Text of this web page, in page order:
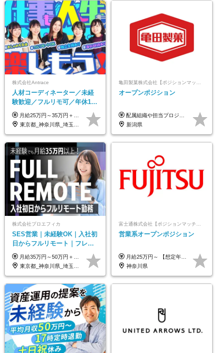
株式会社Antrace
人材コーディネーター／未経
験歓迎／フルリモ可／年休127
日／おしゃれ自由／海外研修
年10回／美容・サウナ割あり
月給25万円～35万円＋インセンティブ 未経験者：月給25万円～＋インセンティブ 経験者：月給35万円～＋インセンティブ （※経験者は営業経験5年以上の方を想定） ※経験・スキルなどを考慮のうえ、決定します ※時間外手当は別途全額支給します
東京都_神奈川県_埼玉県_千葉県_大阪府_愛知県_北海道_青森県_岩手県_宮城県_秋田県_山形県_福島県_茨城県_栃木県_群馬県_新潟県_山梨県_長野県_富山県_石川県_福井県_静岡県_岐阜県_三重県_兵庫県_京都府_滋賀県_奈良県_和歌山県_広島県_岡山県_鳥取県_島根県_山口県_徳島県_香川県_愛媛県_高知県_福岡県_熊本県_佐賀県_長崎県_大分県_宮崎県_鹿児島県_沖縄県
オープンポジション
配属組織や担当プロジェクトにより異なります。 想定年収：400万円～1000万円 ※ご経験やスキルに応じて決定します。 ※上記想定年収はあくまでも目安の金額であり、 選考を通じて上下する可能性があります。
新潟県
株式会社プロエフィカ
SES営業｜未経験OK｜入社初
日からフルリモート｜フレッ
クス可｜残業月平均10h以下｜
事業立ち上げメンバー
月給35万円～50万円＋交通費 ◎経験やスキルを考慮し、最大限優遇します ◎上記月給は固定残業代月40時間分(月10万9,375～)を含みます。残業時間が超過した場合はその分追加支給します ◎試用期間6カ月あり(給与や待遇は同じです)
東京都_神奈川県_埼玉県_千葉県_大阪府_愛知県_北海道_青森県_岩手県_宮城県_秋田県_山形県_福島県_茨城県_栃木県_群馬県_新潟県_山梨県_長野県_富山県_石川県_福井県_静岡県_岐阜県_三重県_兵庫県_京都府_滋賀県_奈良県_和歌山県_広島県_岡山県_鳥取県_島根県_山口県_徳島県_香川県_愛媛県_高知県_福岡県_熊本県_佐賀県_長崎県_大分県_宮崎県_鹿児島県_沖縄県
営業系オープンポジション
月給25万円～ 【想定年収】 400万円～1000万円（残業代及び諸手当込） ※ご経験、前年収、ご年齢に応じて決定します。
神奈川県